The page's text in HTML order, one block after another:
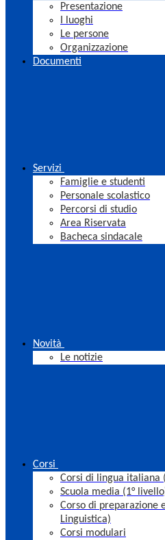
Presentazione
I luoghi
Le persone
Organizzazione
Documenti
Servizi
Famiglie e studenti
Personale scolastico
Percorsi di studio
Area Riservata
Bacheca sindacale
Novità
Le notizie
Corsi
Corsi di lingua italiana
Scuola media (1°
Corso di preparazione
Linguistica)
Corsi modulari